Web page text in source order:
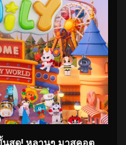
นสุด! หลานๆ มาสคอต